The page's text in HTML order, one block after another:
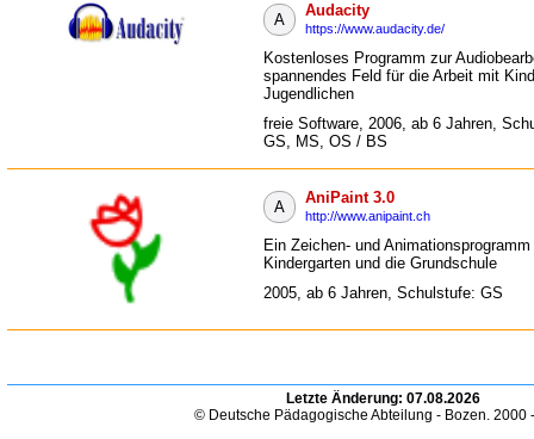
A
Audacity
https://www.audacity.de/
Kostenloses Programm zur
spannendes Feld für die Arbeit mit
Jugendlichen
freie Software, 2006, ab 6 Jahren,
GS, MS, OS / BS
A
AniPaint 3.0
http://www.anipaint.ch
Ein Zeichen- und
Kindergarten und die Grundschule
2005, ab 6 Jahren, Schulstufe: GS
Letzte Änderung: 07.08.2026
© Deutsche Pädagogische Abteilung - Bozen. 2000